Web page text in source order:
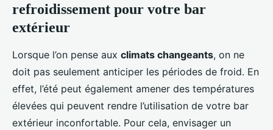
refroidissement pour votre bar
extérieur
Lorsque l’on pense aux climats changeants, on ne
doit pas seulement anticiper les périodes de froid. En
effet, l’été peut également amener des températures
élevées qui peuvent rendre l’utilisation de votre bar
extérieur inconfortable. Pour cela, envisager un